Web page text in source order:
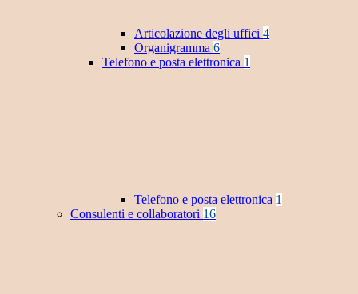
Articolazione degli uffici 4
Organigramma 6
Telefono e posta elettronica 1
Telefono e posta elettronica 1
Consulenti e collaboratori 16